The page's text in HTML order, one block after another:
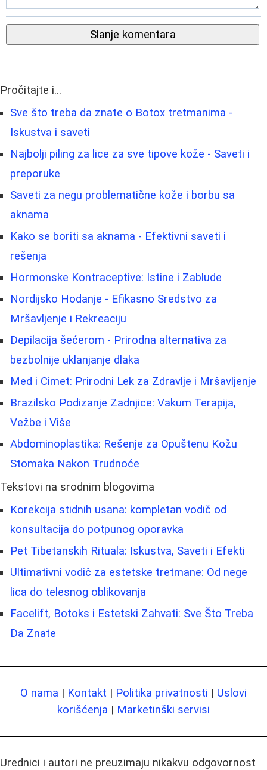
Slanje komentara
Pročitajte i...
Sve što treba da znate o Botox tretmanima -
Iskustva i saveti
Najbolji piling za lice za sve tipove kože - Saveti i
preporuke
Saveti za negu problematične kože i borbu sa
aknama
Kako se boriti sa aknama - Efektivni saveti i
rešenja
Hormonske Kontraceptive: Istine i Zablude
Nordijsko Hodanje - Efikasno Sredstvo za
Mršavljenje i Rekreaciju
Depilacija šećerom - Prirodna alternativa za
bezbolnije uklanjanje dlaka
Med i Cimet: Prirodni Lek za Zdravlje i Mršavljenje
Brazilsko Podizanje Zadnjice: Vakum Terapija,
Vežbe i Više
Abdominoplastika: Rešenje za Opuštenu Kožu
Stomaka Nakon Trudnoće
Tekstovi na srodnim blogovima
Korekcija stidnih usana: kompletan vodič od
konsultacija do potpunog oporavka
Pet Tibetanskih Rituala: Iskustva, Saveti i Efekti
Ultimativni vodič za estetske tretmane: Od nege
lica do telesnog oblikovanja
Facelift, Botoks i Estetski Zahvati: Sve Što Treba
Da Znate
O nama | Kontakt | Politika privatnosti | Uslovi
korišćenja | Marketinški servisi
Urednici i autori ne preuzimaju nikakvu odgovornost